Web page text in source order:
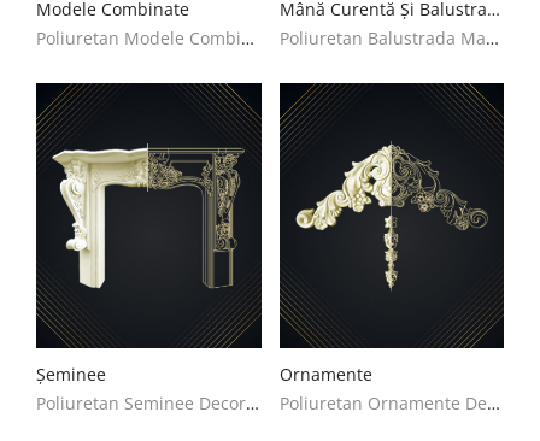
Modele Combinate
Poliuretan Modele Combinate Decoratiuni Casa
Mână Curentă Și Balustradă
Poliuretan Balustrada Mana Curenta Decoratiuni Casa
Șeminee
Poliuretan Seminee Decoratiuni Casa
Ornamente
Poliuretan Ornamente Decoratiuni Casa